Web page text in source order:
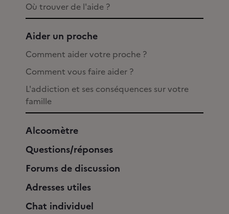
Où trouver de l'aide ?
Aider un proche
Comment aider votre proche ?
Comment vous faire aider ?
L'addiction et ses conséquences sur votre
famille
Alcoomètre
Questions/réponses
Forums de discussion
Adresses utiles
Chat individuel